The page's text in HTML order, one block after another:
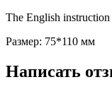
The English
Размер: 75*110 мм
Написать